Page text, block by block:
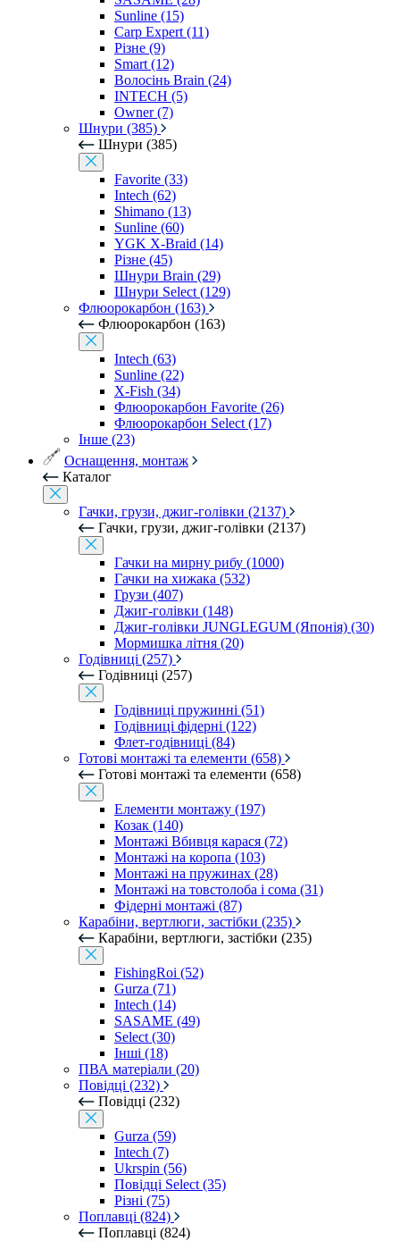
Sunline (15)
Carp Expert (11)
Різне (9)
Smart (12)
Волосінь Brain (24)
INTECH (5)
Owner (7)
Шнури (385)
Шнури (385)
Favorite (33)
Intech (62)
Shimano (13)
Sunline (60)
YGK X-Braid (14)
Різне (45)
Шнури Brain (29)
Шнури Select (129)
Флюорокарбон (163)
Флюорокарбон (163)
Intech (63)
Sunline (22)
X-Fish (34)
Флюорокарбон Favorite (26)
Флюорокарбон Select (17)
Інше (23)
Оснащення, монтаж
Каталог
Гачки, грузи, джиг-голівки (2137)
Гачки, грузи, джиг-голівки (2137)
Гачки на мирну рибу (1000)
Гачки на хижака (532)
Грузи (407)
Джиг-голівки (148)
Джиг-голівки JUNGLEGUM (Японія) (30)
Мормишка літня (20)
Годівниці (257)
Годівниці (257)
Годівниці пружинні (51)
Годівниці фідерні (122)
Флет-годівниці (84)
Готові монтажі та елементи (658)
Готові монтажі та елементи (658)
Елементи монтажу (197)
Козак (140)
Монтажі Вбивця карася (72)
Монтажі на коропа (103)
Монтажі на пружинах (28)
Монтажі на товстолоба і сома (31)
Фідерні монтажі (87)
Карабіни, вертлюги, застібки (235)
Карабіни, вертлюги, застібки (235)
FishingRoi (52)
Gurza (71)
Intech (14)
SASAME (49)
Select (30)
Інші (18)
ПВА матеріали (20)
Повідці (232)
Повідці (232)
Gurza (59)
Intech (7)
Ukrspin (56)
Повідці Select (35)
Різні (75)
Поплавці (824)
Поплавці (824)